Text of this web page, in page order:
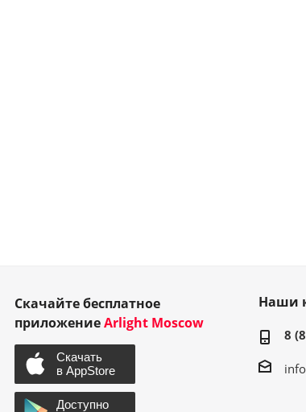
Скачайте бесплатное
приложениеArlight Moscow
Наши
8